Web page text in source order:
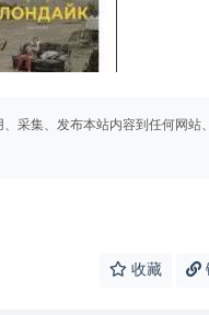
采集、发布本站内容到任何网站、
收藏